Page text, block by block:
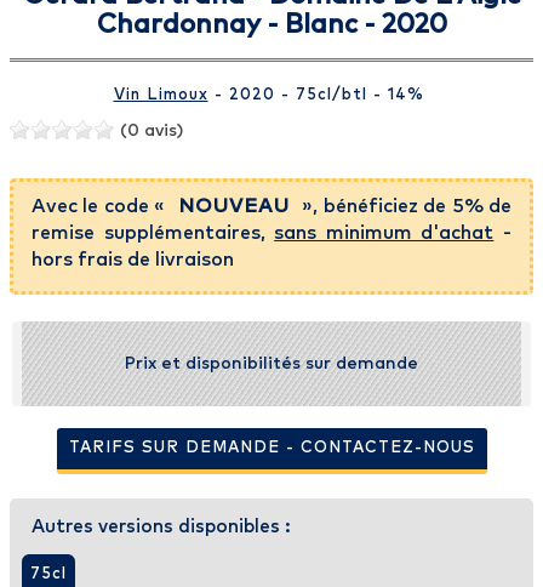
Chardonnay - Blanc - 2020
Vin Limoux - 2020 - 75cl /btl - 14%
(0 avis)
Avec le code « NOUVEAU
», bénéficiez de 5% de
remise supplémentaires,sans minimum d'achat -
hors frais de livraison
Prix et disponibilités sur demande
TARIFS SUR DEMANDE - CONTACTEZ-NOUS
Autres versions disponibles :
75cl